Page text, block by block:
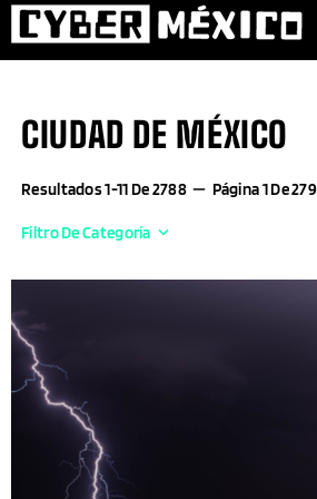
CIUDAD DE MÉXICO
Resultados 1-11 De 2788 remove Página 1 De 279
Filtro De Categoría keyboard_arrow_down
Actualidad Empresarial
Aguascalientes